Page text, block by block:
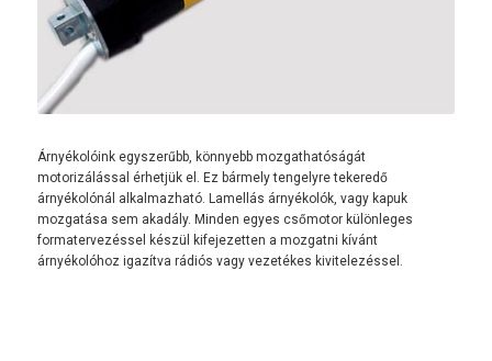
Árnyékolóink egyszerűbb, könnyebb mozgathatóságát
motorizálással érhetjük el. Ez bármely tengelyre tekeredő
árnyékolónál alkalmazható. Lamellás árnyékolók, vagy kapuk
mozgatása sem akadály. Minden egyes csőmotor különleges
formatervezéssel készül kifejezetten a mozgatni kívánt
árnyékolóhoz igazítva rádiós vagy vezetékes kivitelezéssel.